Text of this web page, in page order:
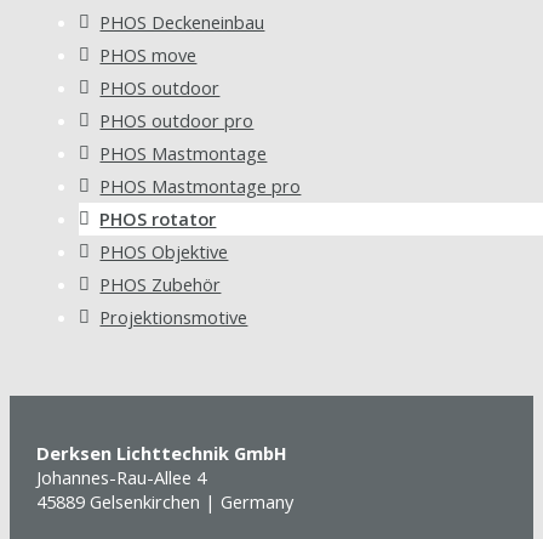
PHOS Deckeneinbau
PHOS move
PHOS outdoor
PHOS outdoor pro
PHOS Mastmontage
PHOS Mastmontage pro
PHOS rotator
PHOS Objektive
PHOS Zubehör
Projektionsmotive
Derksen Lichttechnik GmbH
Johannes-Rau-Allee 4
45889 Gelsenkirchen | Germany